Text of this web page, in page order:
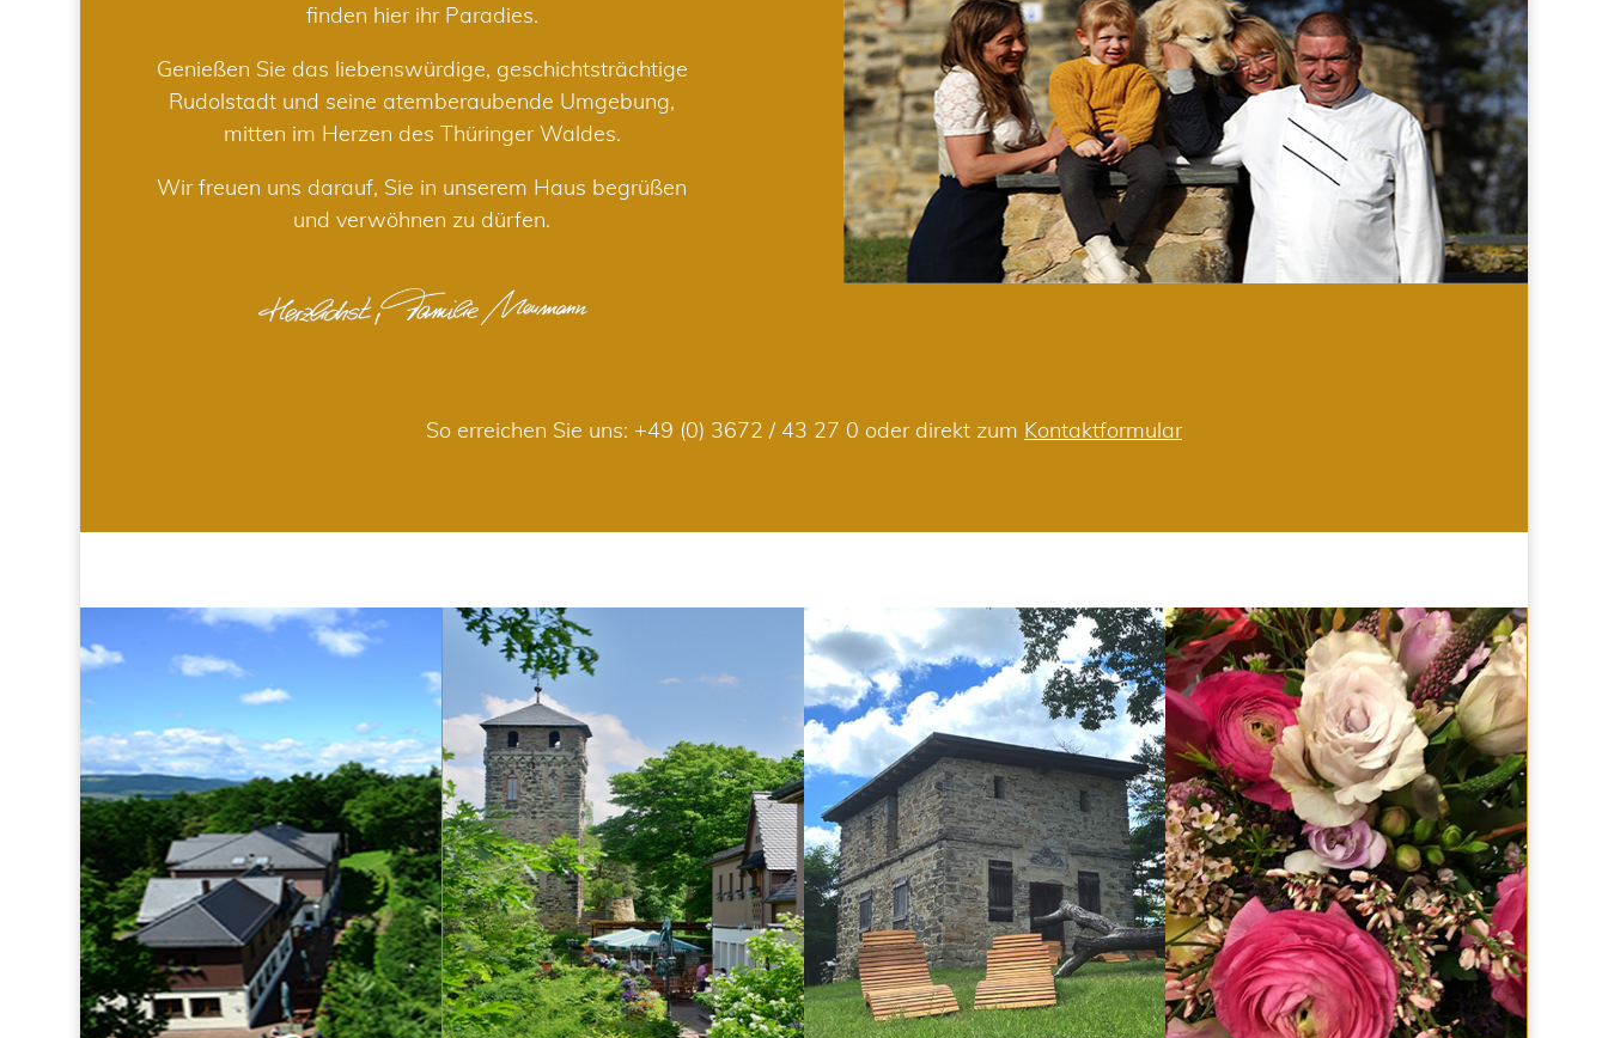
finden hier ihr Paradies.
Genießen Sie das liebenswürdige, geschichtsträchtige
Rudolstadt und seine atemberaubende Umgebung,
mitten im Herzen des Thüringer Waldes.
Wir freuen uns darauf, Sie in unserem Haus begrüßen
und verwöhnen zu dürfen.
So erreichen Sie uns: +49 (0) 3672 / 43 27 0 oder direkt zum Kontaktformular
HOTEL RESTAURANT WELLNESS HOCHZEIT